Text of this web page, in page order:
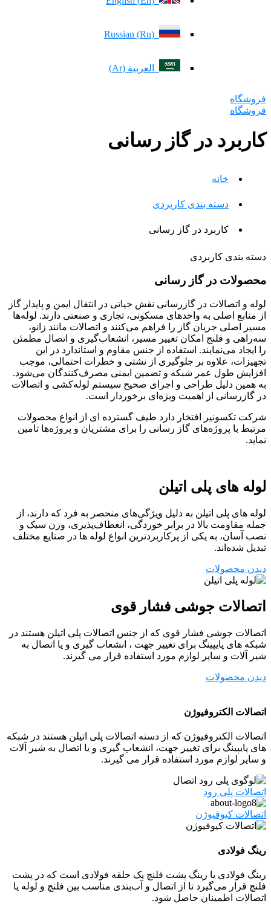
(Ru) Russian
العربية (Ar)
فروشگاه
فروشگاه
کاربرد در گاز رسانی
خانه
دسته بندی کاربردی
کاربرد در گاز رسانی
دسته بندی کاربردی
محصولات در گاز رسانی
لوله و اتصالات در گازرسانی نقش حیاتی در انتقال ایمن و پایدار گاز
از منابع اصلی به واحدهای مسکونی، تجاری و صنعتی دارند. لوله‌ها
مسیر اصلی جریان گاز را فراهم می‌کنند و اتصالات مانند زانو،
سه‌راهی و فلنج امکان تغییر مسیر، انشعاب‌گیری و اتصال مطمئن
را ایجاد می‌نمایند. استفاده از جنس مقاوم و استاندارد در این
تجهیزات، علاوه بر جلوگیری از نشتی و خطرات احتمالی، موجب
افزایش طول عمر شبکه و تضمین ایمنی مصرف‌کنندگان می‌شود.
به همین دلیل طراحی و اجرای صحیح سیستم لوله‌کشی و اتصالات
در گازرسانی از اهمیت ویژه‌ای برخوردار است.
شرکت تکسونیر افتخار دارد طیف گسترده ای از انواع محصولات
مرتبط با پروژه‌های گاز رسانی را برای مشتریان و پروژه‌ها تامین
نماید.
لوله های پلی اتیلن
لوله های پلی اتیلن به دلیل ویژگی‌های منحصر به فرد که دارند، از
جمله مقاومت بالا در برابر خوردگی، انعطاف‌پذیری، وزن سبک و
نصب آسان، به یکی از پرکاربردترین انواع لوله ها در صنایع مختلف
تبدیل شده‌اند.
دیدن محصولات
اتصالات جوشی فشار قوی
اتصالات جوشی فشار قوی که از جنس اتصالات پلی اتیلن هستند در
شبکه های پایپینگ برای تغییر جهت ، انشعاب گیری و یا اتصال به
شیر آلات و سایر لوازم مورد استفاده قرار می گیرند.
دیدن محصولات
اتصالات الکتروفیوژن
اتصالات الکتروفیوژن که از دسته اتصالات پلی اتیلن هستند در شبکه
های پایپینگ برای تغییر جهت، انشعاب گیری و یا اتصال به شیر آلات
و سایر لوازم مورد استفاده قرار می گیرند.
اتصالات پلی رود
اتصالات کیوفیوژن
رینگ فولادی
رینگ فولادی یا رینگ پشت فلنچ یک حلقه فولادی است که در پشت
فلنچ قرار می‌گیرد تا از اتصال و آب‌بندی مناسب بین فلنچ و لوله یا
اتصالات اطمینان حاصل شود.